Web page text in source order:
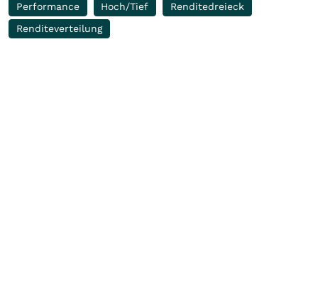
Performance Hoch/Tief
Renditedreieck
Renditeverteilung